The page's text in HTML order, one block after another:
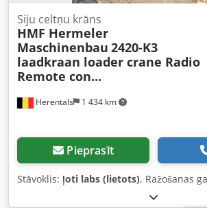
Herentals 1 434 km
Siju celtņu krāns
HMF Hermeler
Maschinenbau 2420-K3
laadkraan loader crane Radio
Remote con...
Pieprasīt
Stāvoklis: ļoti labs (lietots), Ražošanas